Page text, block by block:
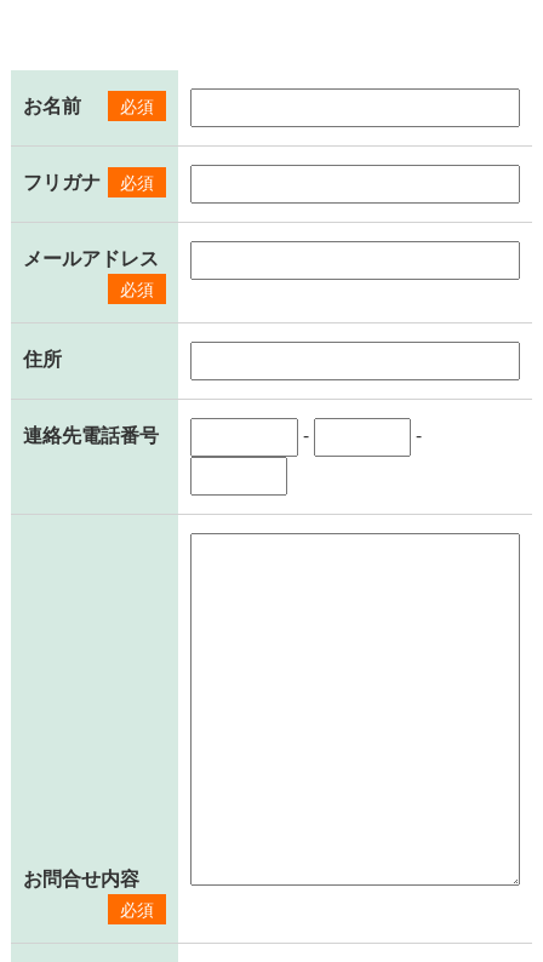
お名前 必須
フリガナ 必須
メールアドレス
必須
住所
連絡先電話番号 - -
お問合せ内容
必須